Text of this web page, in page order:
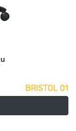
BRISTOL 01